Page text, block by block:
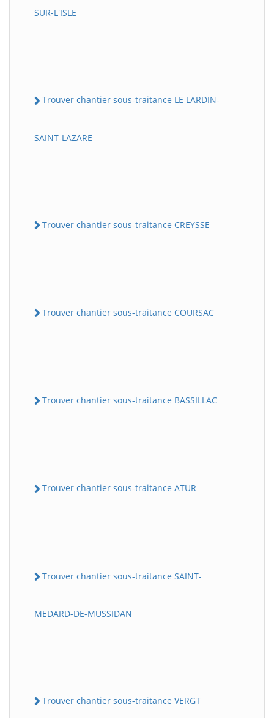
SUR-L'ISLE
Trouver chantier sous-traitance LE LARDIN-
SAINT-LAZARE
Trouver chantier sous-traitance CREYSSE
Trouver chantier sous-traitance COURSAC
Trouver chantier sous-traitance BASSILLAC
Trouver chantier sous-traitance ATUR
Trouver chantier sous-traitance SAINT-
MEDARD-DE-MUSSIDAN
Trouver chantier sous-traitance VERGT